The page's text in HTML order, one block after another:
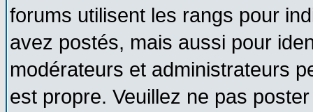
forums utilisent les rangs pour
avez postés, mais aussi pour
modérateurs et administrateurs
est propre. Veuillez ne pas